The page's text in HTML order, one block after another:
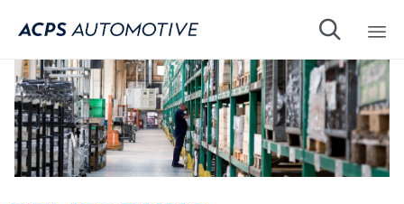

to